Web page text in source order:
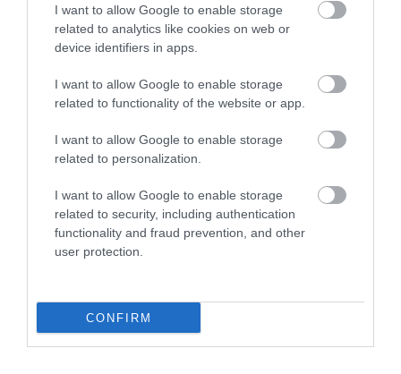
I want to allow Google to enable storage
related to analytics like cookies on web or
device identifiers in apps.
I want to allow Google to enable storage
related to functionality of the website or app.
I want to allow Google to enable storage
related to personalization.
I want to allow Google to enable storage
related to security, including authentication
functionality and fraud prevention, and other
user protection.
CONFIRM